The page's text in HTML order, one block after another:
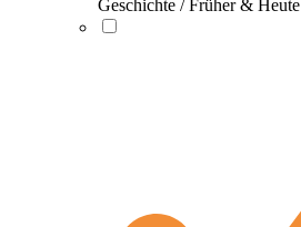
Geschichte / Früher & Heute